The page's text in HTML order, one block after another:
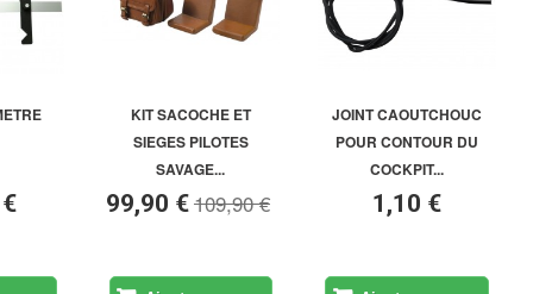
KIT SACOCHE ET
SIEGES PILOTES
SAVAGE...
99,90 €109,90 €
JOINT CAOUTCHOUC
POUR CONTOUR DU
COCKPIT...
1,10 €